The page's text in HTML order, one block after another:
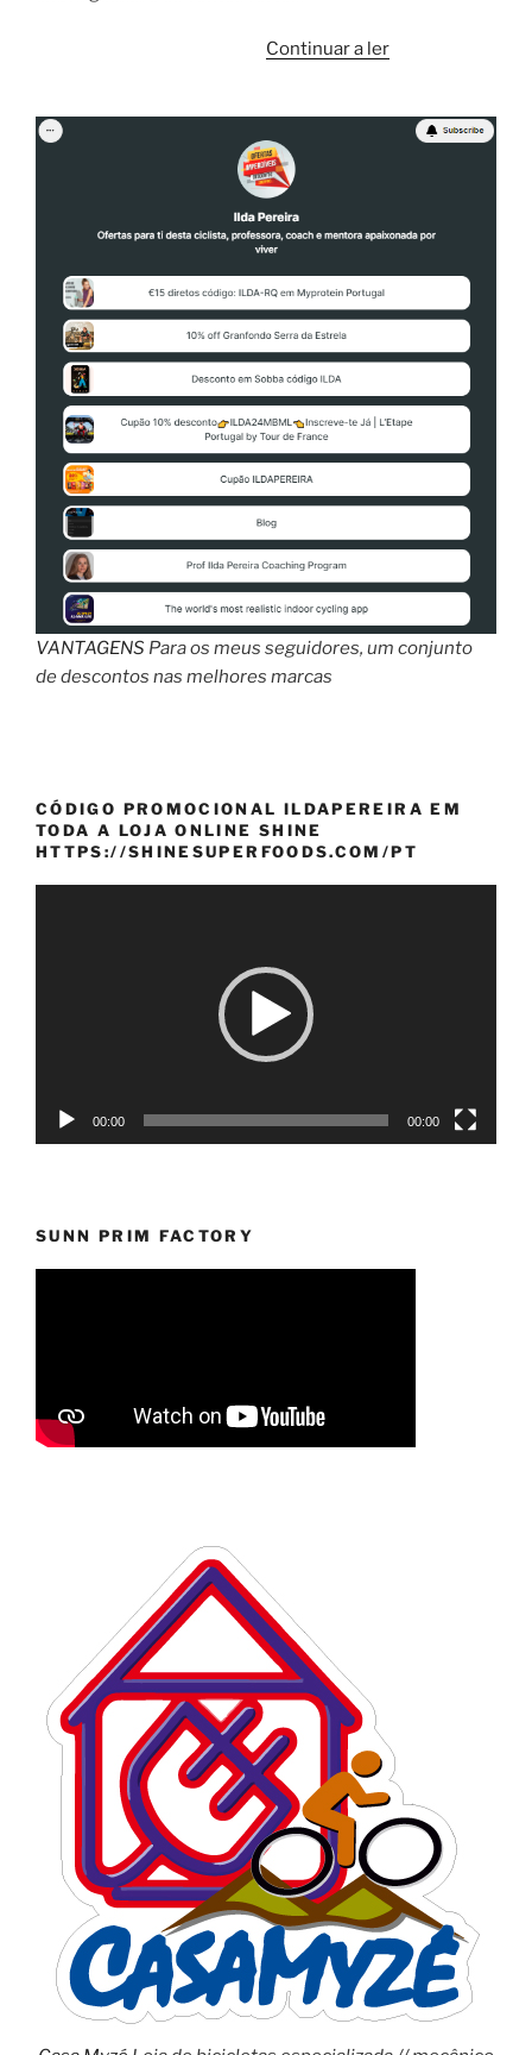
Continuar a ler“Benefícios
VANTAGENS Para os meus seguidores, um conjunto
de descontos nas melhores marcas
CÓDIGO PROMOCIONAL ILDAPEREIRA EM
TODA A LOJA ONLINE SHINE
HTTPS://SHINESUPERFOODS.COM/PT
00:00 00:00
SUNN PRIM FACTORY